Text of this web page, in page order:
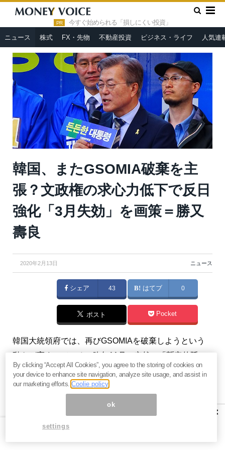
PR 今すぐ始められる「損しにくい投資」
ニュース 株式 FX・先物 不動産投資 ビジネス・ライフ 人気連
HOME » ニュース »
韓国、またGSOMIA破棄を主張？文政権の
求心力低下で反日強化「3月失効」を画策＝勝又壽良
韓国、またGSOMIA破棄を主
張？文政権の求心力低下で反日
強化「3月失効」を画策＝勝又
壽良
2020年2月13日 ニュース
シェア 43 はてブ 0
ポスト Pocket
韓国大統領府では、再びGSOMIAを破棄しようという
動きが高まっている。昨年11月の突然の「暫定的延
長」は記憶に新しいが、今度は3月21日で本格的に失効
させるという。（『勝又壽良の経済時評
【関連】税務署員は皆やっている！「扶養控除」で税
金を裏技的に安くする方法＝大村大次郎
×
By clicking “Accept All Cookies”, you agree to the storing of cookies on
your device to enhance site navigation, analyze site usage, and assist in
our marketing efforts.Coolie policy
ok
settings